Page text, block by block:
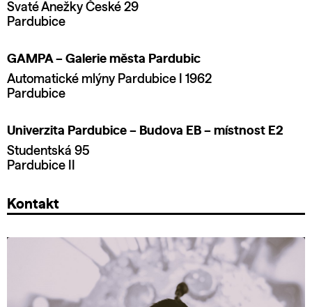
Svaté Anežky České 29
Pardubice
GAMPA – Galerie města Pardubic
Automatické mlýny Pardubice I 1962
Pardubice
Univerzita Pardubice – Budova EB – místnost E2
Studentská 95
Pardubice II
Kontakt